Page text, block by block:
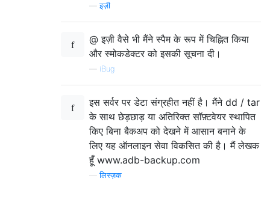
—इज़ी
@ इज़ी वैसे भी मैंने स्पैम के रूप में चिह्नित किया
और स्मोकडेक्टर को इसकी सूचना दी।
iBug
इस सर्वर पर डेटा संग्रहीत नहीं है। मैंने dd / tar
के साथ छेड़छाड़ या अतिरिक्त सॉफ़्टवेयर स्थापित
किए बिना बैकअप को देखने में आसान बनाने के
लिए यह ऑनलाइन सेवा विकसित की है। मैं लेखक
हूँ www.adb-backup.com
—लिस्ज़क